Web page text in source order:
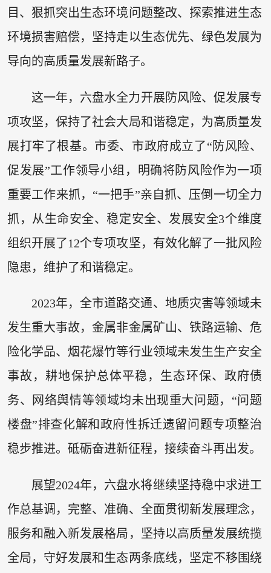
目、狠抓突出生态环境问题整改、探索推进生态
环境损害赔偿，坚持走以生态优先、绿色发展为
导向的高质量发展新路子。
这一年，六盘水全力开展防风险、促发展专
项攻坚，保持了社会大局和谐稳定，为高质量发
展打牢了根基。市委、市政府成立了“防风险、
促发展”工作领导小组，明确将防风险作为一项
重要工作来抓，“一把手”亲自抓、压倒一切全力
抓，从生命安全、稳定安全、发展安全3个维度
组织开展了12个专项攻坚，有效化解了一批风险
隐患，维护了和谐稳定。
2023年，全市道路交通、地质灾害等领域未
发生重大事故，金属非金属矿山、铁路运输、危
险化学品、烟花爆竹等行业领域未发生生产安全
事故，耕地保护总体平稳，生态环保、政府债
务、网络舆情等领域均未出现重大问题，“问题
楼盘”排查化解和政府性拆迁遗留问题专项整治
稳步推进。砥砺奋进新征程，接续奋斗再出发。
展望2024年，六盘水将继续坚持稳中求进工
作总基调，完整、准确、全面贯彻新发展理念，
服务和融入新发展格局，坚持以高质量发展统揽
全局，守好发展和生态两条底线，坚定不移围绕